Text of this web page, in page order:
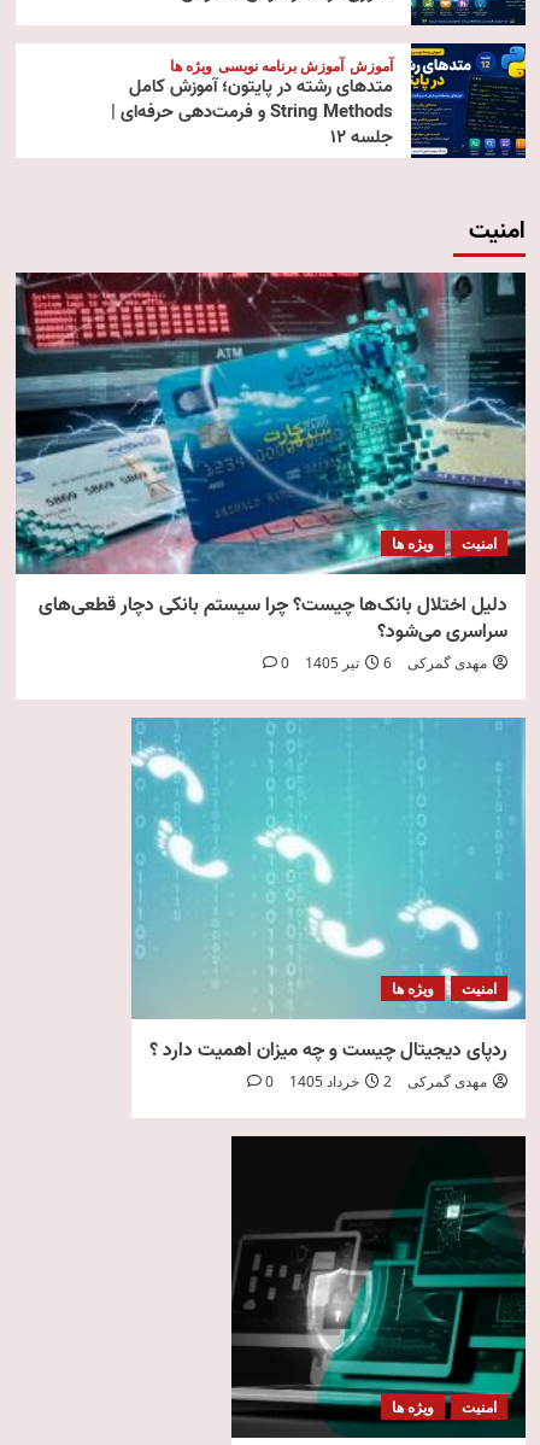
آموزش آموزش برنامه نویسی ویژه ها
متدهای رشته در پایتون؛ آموزش کامل
String Methods و فرمت‌دهی حرفه‌ای |
جلسه ۱۲
امنیت
امنیت ویژه ها
دلیل اختلال بانک‌ها چیست؟ چرا سیستم بانکی دچار قطعی‌های
سراسری می‌شود؟
مهدی گمرکی 6 تیر 1405 0
امنیت ویژه ها
ردپای دیجیتال چیست و چه میزان اهمیت دارد ؟
مهدی گمرکی 2 خرداد 1405 0
امنیت ویژه ها